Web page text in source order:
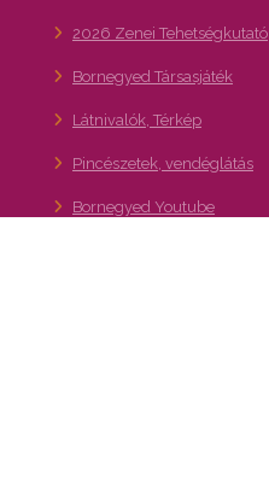
2026 Zenei Tehetségkutató
Bornegyed Társasjáték
Látnivalók, Térkép
Pincészetek, vendéglátás
Bornegyed Youtube